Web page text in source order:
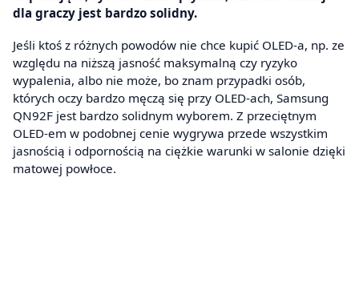
dla graczy jest bardzo solidny.
Jeśli ktoś z różnych powodów nie chce kupić OLED-a, np. ze
względu na niższą jasność maksymalną czy ryzyko
wypalenia, albo nie może, bo znam przypadki osób,
których oczy bardzo męczą się przy OLED-ach, Samsung
QN92F jest bardzo solidnym wyborem. Z przeciętnym
OLED-em w podobnej cenie wygrywa przede wszystkim
jasnością i odpornością na ciężkie warunki w salonie dzięki
matowej powłoce.